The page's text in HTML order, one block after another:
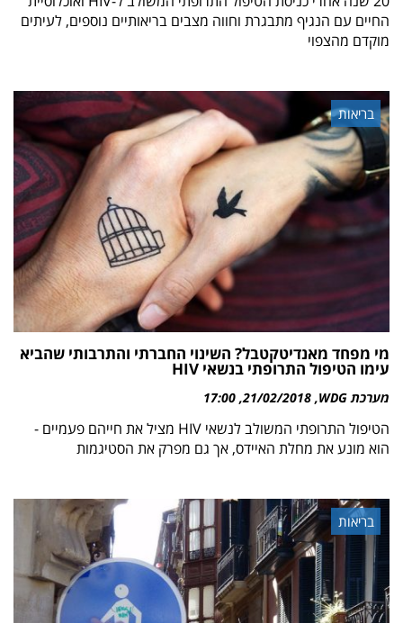
החיים עם הנגיף מתבגרת וחווה מצבים בריאותיים נוספים, לעיתים
מוקדם מהצפוי
בריאות
מי מפחד מאנדיטקטבל? השינוי החברתי והתרבותי שהביא
עימו הטיפול התרופתי בנשאי HIV
מערכת WDG 21/02/2018
17:00
הטיפול התרופתי המשולב לנשאי HIV מציל את חייהם פעמיים -
הוא מונע את מחלת האיידס, אך גם מפרק את הסטיגמות
בריאות